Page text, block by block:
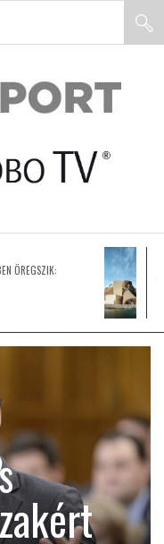
ÖREGSZIK: